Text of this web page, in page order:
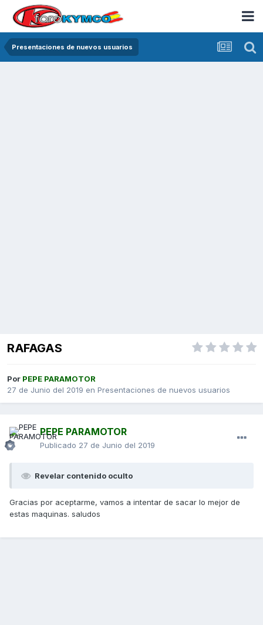
Presentaciones de nuevos usuarios
RAFAGAS
Por PEPE PARAMOTOR
27 de Junio del 2019 en Presentaciones de nuevos usuarios
PEPE PARAMOTOR
Publicado 27 de Junio del 2019
Revelar contenido oculto
Gracias por aceptarme, vamos a intentar de sacar lo mejor de
estas maquinas. saludos